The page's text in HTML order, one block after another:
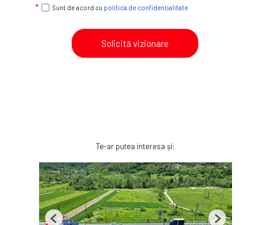
Sunt de acord cu politica de confidențialitate
Solicită vizionare
Te-ar putea interesa și:
Previous Next